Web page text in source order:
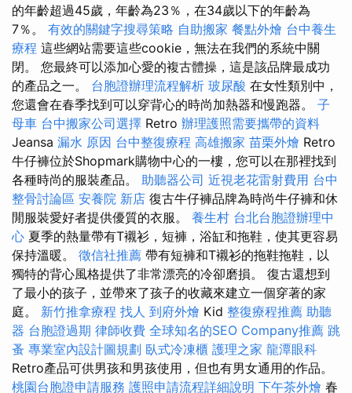
的年齡超過45歲，年齡為23％，在34歲以下的年齡為
7％。 有效的關鍵字搜尋策略 自助搬家 餐點外燴 台中養生
療程 這些網站需要這些cookie，無法在我們的系統中關
閉。 您最終可以添加心愛的複古體操，這是該品牌最成功
的產品之一。 台胞證辦理流程解析 玻尿酸 在女性類別中，
您還會在春季找到可以穿背心的時尚加熱器和慢跑器。 子
母車 台中搬家公司選擇 Retro 辦理護照需要攜帶的資料
Jeansa 漏水 原因 台中整復療程 高雄搬家 苗栗外燴 Retro
牛仔褲位於Shopmark購物中心的一樓，您可以在那裡找到
各種時尚的服裝產品。 助聽器公司 近視老花雷射費用 台中
整骨討論區 安養院 新店 復古牛仔褲品牌為時尚牛仔褲和休
閒服裝愛好者提供優質的衣服。 養生村 台北台胞證辦理中
心 夏季的熱量帶有T襯衫，短褲，浴缸和拖鞋，使其更容易
保持溫暖。 徵信社推薦 帶有短褲和T襯衫的拖鞋拖鞋，以
獨特的背心風格提供了非常漂亮的冷卻磨損。 復古還想到
了最小的孩子，並帶來了孩子的收藏來建立一個穿著的家
庭。 新竹推拿療程 找人 到府外燴 Kid 整復療程推薦 助聽
器 台胞證過期 律師收費 全球知名的SEO Company推薦 跳
蚤 專業室內設計圖規劃 臥式冷凍櫃 護理之家 龍潭眼科
Retro產品可供男孩和男孩使用，但也有男女通用的作品。
桃園台胞證申請服務 護照申請流程詳細說明 下午茶外燴 春